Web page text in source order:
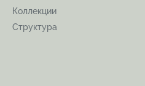
Коллекции
Структура